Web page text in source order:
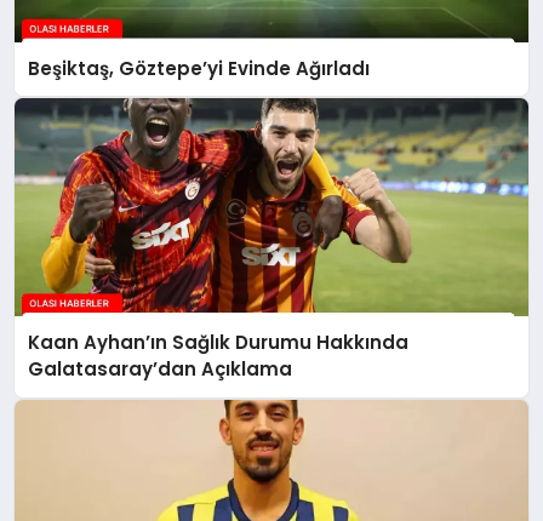
Beşiktaş, Göztepe’yi Evinde Ağırladı
Kaan Ayhan’ın Sağlık Durumu Hakkında
Galatasaray’dan Açıklama